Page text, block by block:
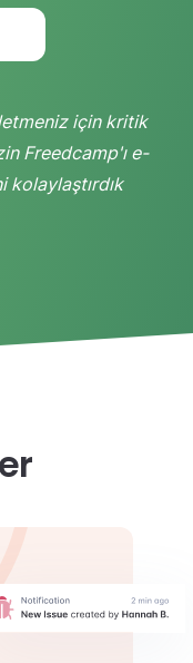
için kritik
Freedcamp'ı e-